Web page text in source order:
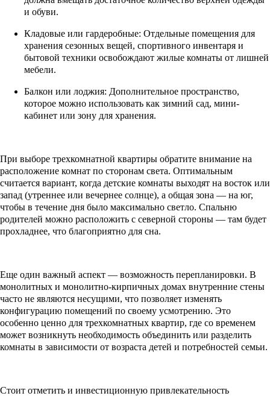
и обуви.
Кладовые или гардеробные: Отдельные помещения для
хранения сезонных вещей, спортивного инвентаря и
бытовой техники освобождают жилые комнаты от лишней
мебели.
Балкон или лоджия: Дополнительное пространство,
которое можно использовать как зимний сад, мини-
кабинет или зону для хранения.
При выборе трехкомнатной квартиры обратите внимание на
расположение комнат по сторонам света. Оптимальным
считается вариант, когда детские комнаты выходят на восток или
запад (утреннее или вечернее солнце), а общая зона — на юг,
чтобы в течение дня было максимально светло. Спальню
родителей можно расположить с северной стороны — там будет
прохладнее, что благоприятно для сна.
Еще один важный аспект — возможность перепланировки. В
монолитных и монолитно-кирпичных домах внутренние стены
часто не являются несущими, что позволяет изменять
конфигурацию помещений по своему усмотрению. Это
особенно ценно для трехкомнатных квартир, где со временем
может возникнуть необходимость объединить или разделить
комнаты в зависимости от возраста детей и потребностей семьи.
Стоит отметить и инвестиционную привлекательность